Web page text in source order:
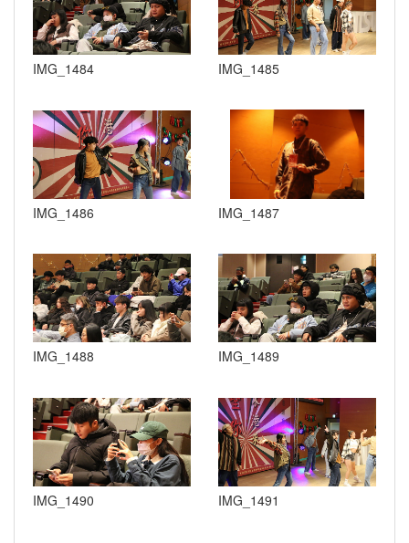
IMG_1484 IMG_1485
IMG_1486 IMG_1487
IMG_1488 IMG_1489
IMG_1490 IMG_1491